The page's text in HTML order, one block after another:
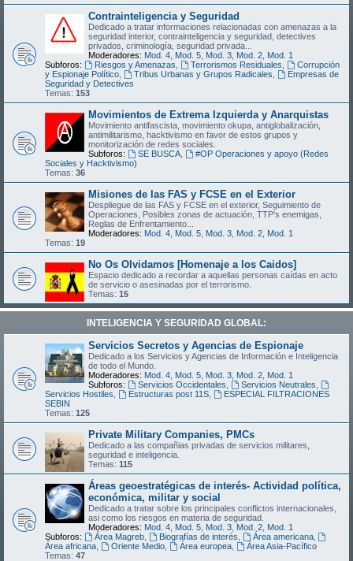
Contrainteligencia y Seguridad
Dedicado a tratar informaciones relacionadas con amenazas a la
seguridad interior, contrainteligencia y seguridad, detectives
privados, criminología, seguridad privada...
Moderadores: Mod. 4 Mod. 5 Mod. 3 Mod. 2 Mod. 1
Subforos:
Riesgos y Amenazas Terrorismos Residuales
Corrupción
y Espionaje Político
Tribus Urbanas y Grupos Radicales
Empresas de
Seguridad y Detectives
Temas: 153
Movimientos de Extrema Izquierda y Anarquistas
Movimiento antifascista, movimiento okupa, antiglobalización,
antimilitarismo, hacktivismo en favor de estos grupos y
monitorización de redes sociales.
Subforos:
SE BUSCA,
#OP Operaciones y apoyo (Redes
Sociales y Hacktivismo)
Temas: 36
Misiones de las FAS y FCSE en el Exterior
Despliegue de las FAS y FCSE en el exterior, Seguimiento de
Operaciones, Posibles zonas de actuación, TTP's enemigas,
Reglas de Enfrentamiento...
Moderadores: Mod. 4 Mod. 5 Mod. 3 Mod. 2 Mod. 1
Temas: 19
No Os Olvidamos [Homenaje a los Caidos]
Espacio dedicado a recordar a aquellas personas caídas en acto
de servicio o asesinadas por el terrorismo.
Temas: 15
INTELIGENCIA Y SEGURIDAD GLOBAL:
Servicios Secretos y Agencias de Espionaje
Dedicado a los Servicios y Agencias de Información e Inteligencia
de todo el Mundo.
Moderadores: Mod. 4 Mod. 5 Mod. 3 Mod. 2 Mod. 1
Subforos:
Servicios Occidentales Servicios Neutrales
Servicios Hostiles
Estructuras post 11S,
ESPECIAL FILTRACIONES
SEBIN
Temas: 125
Private Military Companies, PMCs
Dedicado a las compañias privadas de servicios militares,
seguridad e inteligencia.
Temas: 115
Áreas geoestratégicas de interés- Actividad política,
económica, militar y social
Dedicado a tratar sobre los principales conflictos internacionales,
asi como los riesgos en materia de seguridad.
Moderadores: Mod. 4 Mod. 5 Mod. 3 Mod. 2 Mod. 1
Subforos:
Área Magreb, Biografías de interés Área americana,
Área africana
Oriente Medio, Área europea,
Área Asia-Pacífico
Temas: 47